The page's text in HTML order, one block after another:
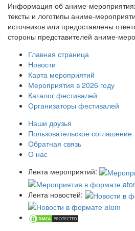
Информация об аниме-
тексты и логотипы аниме-
источников или предоставлены
стороны представителей аниме-
Главная страница
Новости
Карта мероприятий
Мероприятия в 2026 году
Каталог фестивалей
Организаторы фестивалей
Наши друзья
Пользовательское соглашение
Обратная связь
О нас
Лента мероприятий:
Лента новостей: